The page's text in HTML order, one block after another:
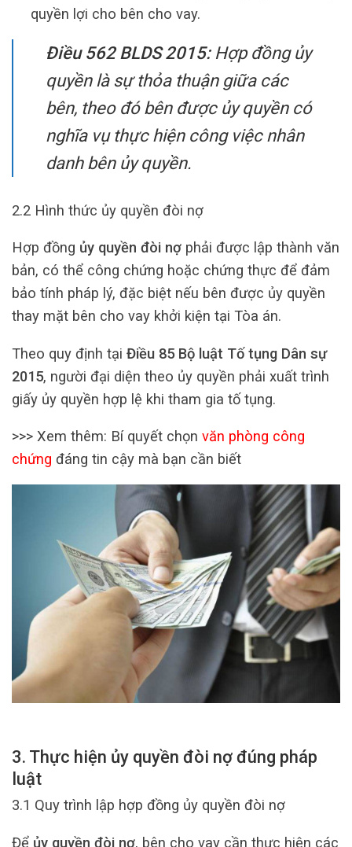
quyền lợi cho bên cho vay.
Điều 562 BLDS 2015:Hợp đồng ủy
quyền là sự thỏa thuận giữa các
bên, theo đó bên được ủy quyền có
nghĩa vụ thực hiện công việc nhân
danh bên ủy quyền.
2.2 Hình thức ủy quyền đòi nợ
Hợp đồng ủy quyền đòi nợ phải được lập thành văn
bản, có thể công chứng hoặc chứng thực để đảm
bảo tính pháp lý, đặc biệt nếu bên được ủy quyền
thay mặt bên cho vay khởi kiện tại Tòa án.
Theo quy định tại Điều 85 Bộ luật Tố tụng Dân sự
2015, người đại diện theo ủy quyền phải xuất trình
giấy ủy quyền hợp lệ khi tham gia tố tụng.
>>> Xem thêm: Bí quyết chọn văn phòng công
chứng đáng tin cậy mà bạn cần biết
3. Thực hiện ủy quyền đòi nợ đúng pháp
luật
3.1 Quy trình lập hợp đồng ủy quyền đòi nợ
Để ủy quyền đòi nợ, bên cho vay cần thực hiện các